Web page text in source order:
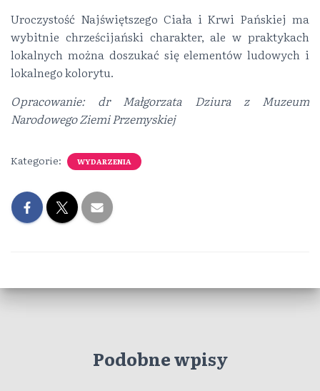
Uroczystość Najświętszego Ciała i Krwi Pańskiej ma
wybitnie chrześcijański charakter, ale w praktykach
lokalnych można doszukać się elementów ludowych i
lokalnego kolorytu.
Opracowanie: dr Małgorzata Dziura z Muzeum
Narodowego Ziemi Przemyskiej
Kategorie: WYDARZENIA
Podobne wpisy